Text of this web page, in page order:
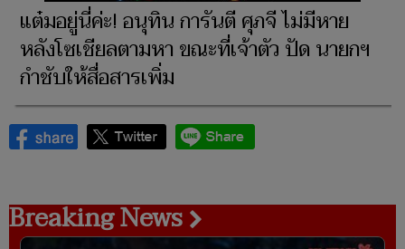
แต๋มอยู่นี่ค่ะ! อนุทิน การันตี ศุภจี ไม่มีหาย
หลังโซเชียลตามหา ขณะที่เจ้าตัว ปัด นายกฯ
กำชับให้สื่อสารเพิ่ม
Breaking News